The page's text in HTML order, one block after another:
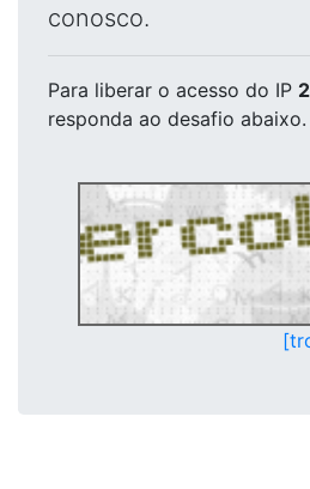
conosco.
Para liberar o acesso do IP
responda ao desafio abaixo.